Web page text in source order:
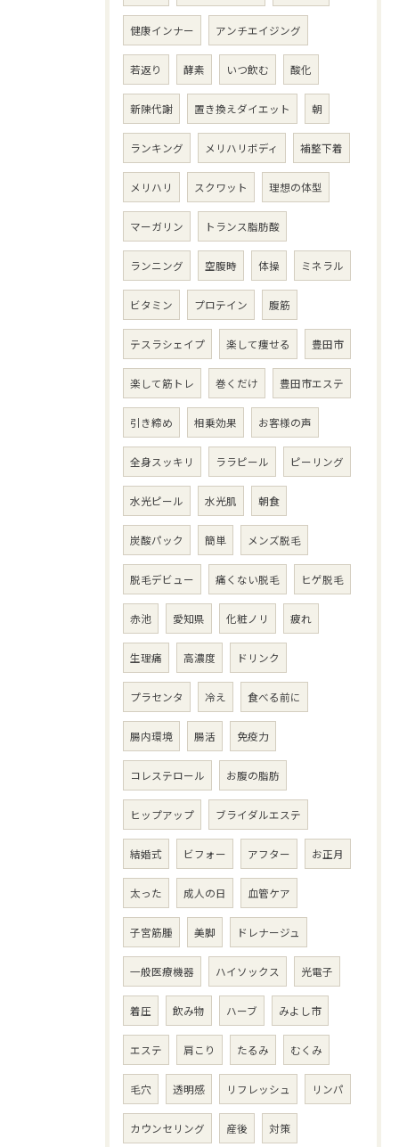
健康インナー アンチエイジング
若返り 酵素 いつ飲む 酸化
新陳代謝 置き換えダイエット 朝
ランキング メリハリボディ 補整下着
メリハリ スクワット 理想の体型
マーガリン トランス脂肪酸
ランニング 空腹時 体操 ミネラル
ビタミン プロテイン 腹筋
テスラシェイプ 楽して痩せる 豊田市
楽して筋トレ 巻くだけ 豊田市エステ
引き締め 相乗効果 お客様の声
全身スッキリ ララピール ピーリング
水光ピール 水光肌 朝食
炭酸パック 簡単 メンズ脱毛
脱毛デビュー 痛くない脱毛 ヒゲ脱毛
赤池 愛知県 化粧ノリ 疲れ
生理痛 高濃度 ドリンク
プラセンタ 冷え 食べる前に
腸内環境 腸活 免疫力
コレステロール お腹の脂肪
ヒップアップ ブライダルエステ
結婚式 ビフォー アフター お正月
太った 成人の日 血管ケア
子宮筋腫 美脚 ドレナージュ
一般医療機器 ハイソックス 光電子
着圧 飲み物 ハーブ みよし市
エステ 肩こり たるみ むくみ
毛穴 透明感 リフレッシュ リンパ
カウンセリング 産後 対策